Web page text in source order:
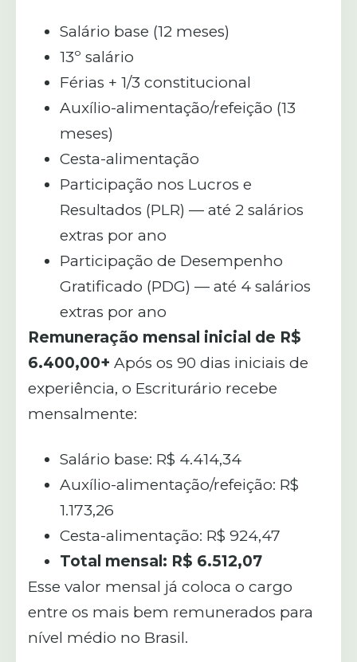
Salário base (12 meses)
13º salário
Férias + 1/3 constitucional
Auxílio-alimentação/refeição (13
meses)
Cesta-alimentação
Participação nos Lucros e
Resultados (PLR) — até 2 salários
extras por ano
Participação de Desempenho
Gratificado (PDG) — até 4 salários
extras por ano
Remuneração mensal inicial de R$
6.400,00+ Após os 90 dias iniciais de
experiência, o Escriturário recebe
mensalmente:
Salário base: R$ 4.414,34
Auxílio-alimentação/refeição: R$
1.173,26
Cesta-alimentação: R$ 924,47
Total mensal: R$ 6.512,07
Esse valor mensal já coloca o cargo
entre os mais bem remunerados para
nível médio no Brasil.